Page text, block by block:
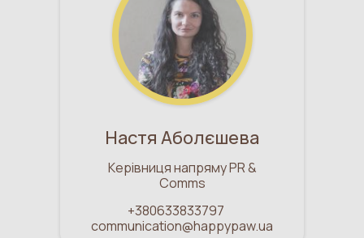
Настя Аболєшева
Керівниця напряму PR &
Сomms
+380633833797
communication@happypaw.ua